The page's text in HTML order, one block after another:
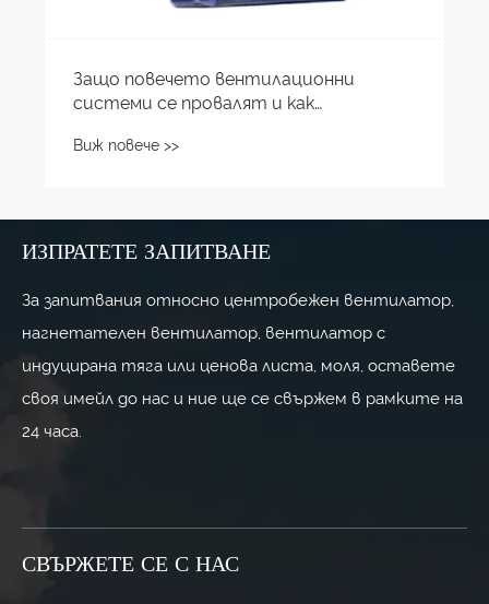
Защо повечето вентилационни
системи се провалят и как
решава проблема
Виж повече >>
ИЗПРАТЕТЕ ЗАПИТВАНЕ
За запитвания относно центробежен вентилатор,
нагнетателен вентилатор, вентилатор с
индуцирана тяга или ценова листа, моля, оставете
своя имейл до нас и ние ще се свържем в рамките на
24 часа.
СВЪРЖЕТЕ СЕ С НАС